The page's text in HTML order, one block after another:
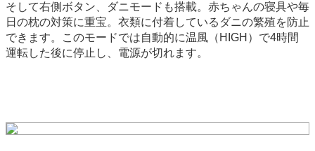
そして右側ボタン、ダニモードも搭載。赤ちゃんの寝具や毎
日の枕の対策に重宝。衣類に付着しているダニの繁殖を防止
できます。このモードでは自動的に温風（HIGH）で4時間
運転した後に停止し、電源が切れます。